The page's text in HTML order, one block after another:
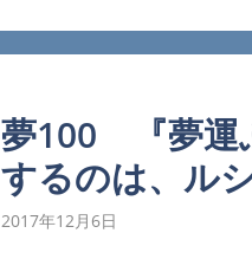
夢100 『夢運
するのは、ル
2017年12月6日